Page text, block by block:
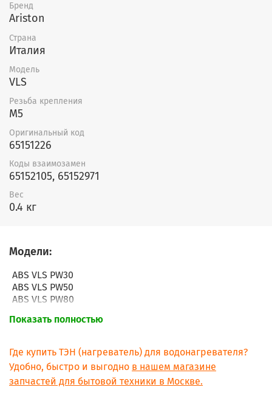
Бренд
Ariston
Страна
Италия
Модель
VLS
Резьба крепления
M5
Оригинальный код
65151226
Коды взаимозамен
65152105, 65152971
Вес
0.4 кг
Модели:
ABS VLS PW30
ABS VLS PW50
ABS VLS PW80
Показать полностью
Где купить ТЭН (нагреватель) для водонагревателя?
Удобно, быстро и выгодно в нашем магазине
запчастей для бытовой техники в Москве.